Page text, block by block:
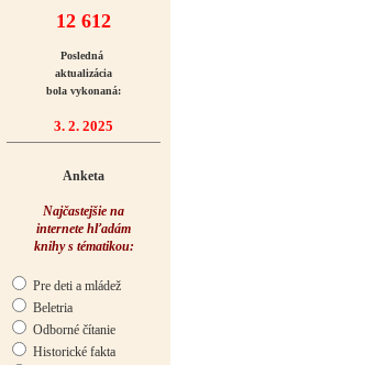
12 612
Posledná
aktualizácia
bola vykonaná:
3. 2. 2025
Anketa
Najčastejšie na
internete hľadám
knihy s tématikou:
Pre deti a mládež
Beletria
Odborné čítanie
Historické fakta